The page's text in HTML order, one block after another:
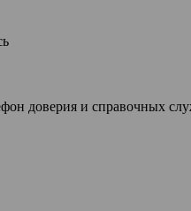
доверия и справочных